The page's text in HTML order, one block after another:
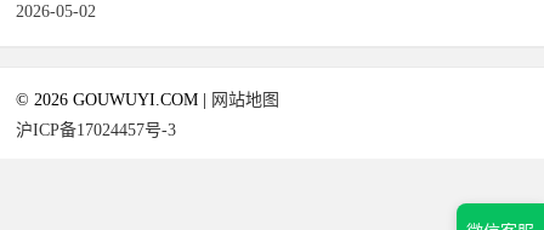
2026-05-02
© 2026 GOUWUYI.COM |
网站地图
沪ICP备17024457号-3